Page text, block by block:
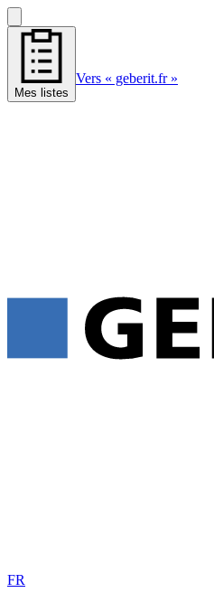
Mes listes
Vers « geberit.fr »
FR